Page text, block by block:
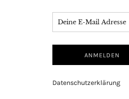
Datenschutzerklärung